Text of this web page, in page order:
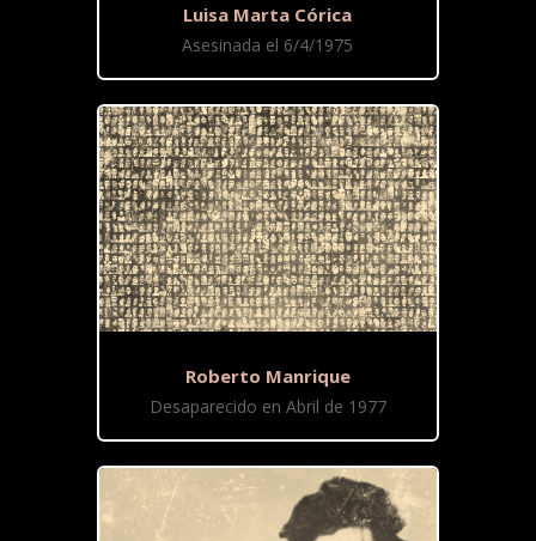
Luisa Marta Córica
Asesinada el 6/4/1975
Roberto Manrique
Desaparecido en Abril de 1977